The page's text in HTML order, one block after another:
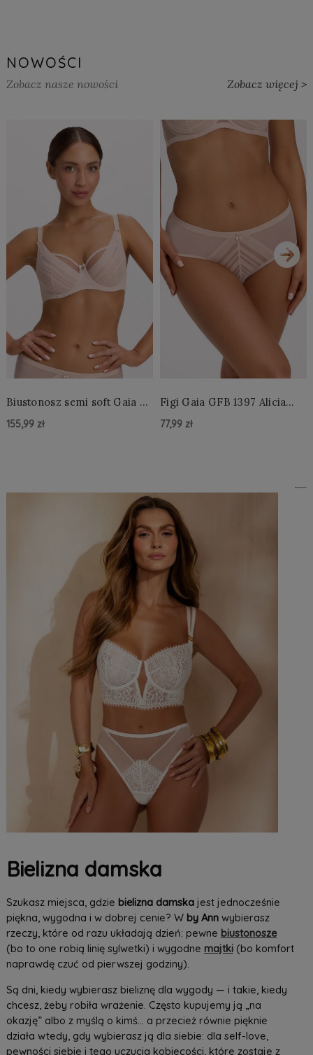
NOWOŚCI
Zobacz nasze nowości Zobacz więcej >
Biustonosz semi soft Gaia BS
155,99 zł
Figi Gaia GFB 1397 Alicia
77,99 zł
›
Bielizna damska
Szukasz miejsca, gdzie bielizna damskajest jednocześnie
piękna, wygodna i w dobrej cenie? W by Annwybierasz
rzeczy, które od razu układają dzień: pewne biustonosze
(bo to one robią linię sylwetki) i wygodne majtki(bo komfort
naprawdę czuć od pierwszej godziny).
Są dni, kiedy wybierasz bieliznę dla wygody — i takie, kiedy
chcesz, żeby robiła wrażenie. Często kupujemy ją „na
okazję” albo z myślą o kimś… a przecież równie pięknie
działa wtedy, gdy wybierasz ją dla siebie: dla self-love,
pewności siebie i tego uczucia kobiecości, które zostaje z